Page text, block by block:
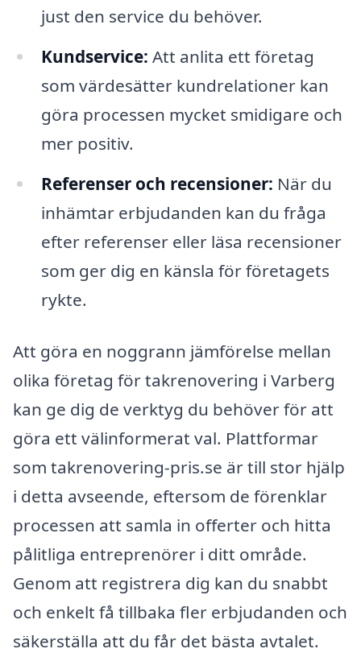
just den service du behöver.
Kundservice: Att anlita ett företag
som värdesätter kundrelationer kan
göra processen mycket smidigare och
mer positiv.
Referenser och recensioner: När du
inhämtar erbjudanden kan du fråga
efter referenser eller läsa recensioner
som ger dig en känsla för företagets
rykte.
Att göra en noggrann jämförelse mellan
olika företag för takrenovering i Varberg
kan ge dig de verktyg du behöver för att
göra ett välinformerat val. Plattformar
som takrenovering-pris.se är till stor hjälp
i detta avseende, eftersom de förenklar
processen att samla in offerter och hitta
pålitliga entreprenörer i ditt område.
Genom att registrera dig kan du snabbt
och enkelt få tillbaka fler erbjudanden och
säkerställa att du får det bästa avtalet.